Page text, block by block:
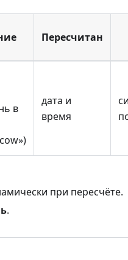
Пересчитан
в
дата и
время
при пересчёте.
.